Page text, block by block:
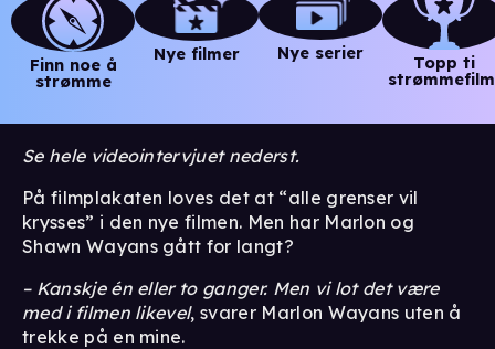
Finn noe å
strømme
Nye filmer Nye serier
Topp ti
Se hele videointervjuet nederst.
På filmplakaten loves det at “alle grenser vil
krysses” i den nye filmen. Men har Marlon og
Shawn Wayans gått for langt?
– Kanskje én eller to ganger. Men vi lot det være
med i filmen likevel, svarer Marlon Wayans uten å
trekke på en mine.